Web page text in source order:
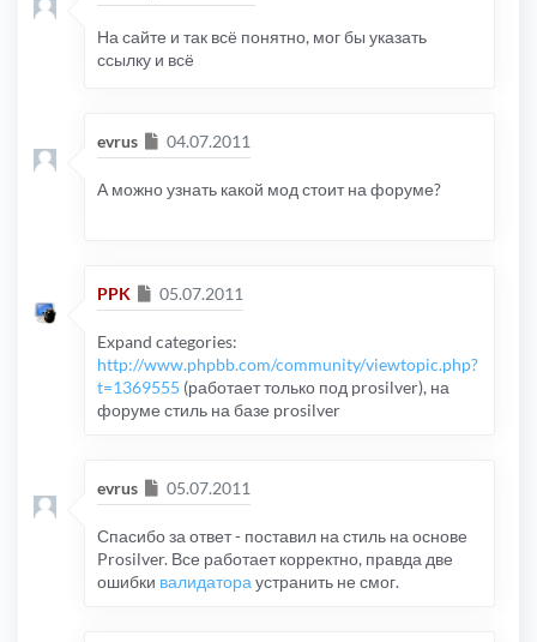
На сайте и так всё понятно, мог бы указать
ссылку и всё
evrus Сообщение
04.07.2011
А можно узнать какой мод стоит на форуме?
PPK Сообщение
05.07.2011
Expand categories:
http://www.phpbb.com/community/viewtopic.php?
t=1369555 (работает только под prosilver), на
форуме стиль на базе prosilver
evrus Сообщение
05.07.2011
Спасибо за ответ - поставил на стиль на основе
Prosilver. Все работает корректно, правда две
ошибки валидатора устранить не смог.